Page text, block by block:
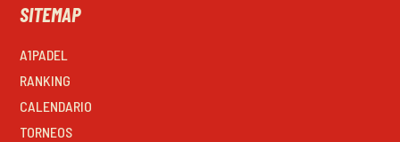
SITEMAP
A1PADEL
RANKING
CALENDARIO
TORNEOS